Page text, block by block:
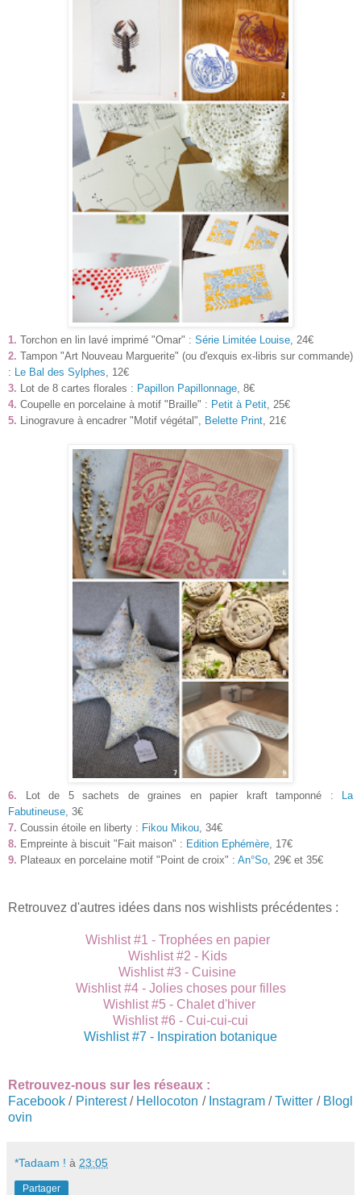
1. Torchon en lin lavé imprimé "Omar" : Série Limitée Louise , 24€
2. Tampon "Art Nouveau Marguerite" (ou d'exquis ex-libris sur commande)
:
Le Bal des Sylphes , 12€
3. Lot de 8 cartes florales : Papillon Papillonnage , 8€
4. Coupelle en porcelaine à motif "Braille" : Petit à Petit , 25€
5. Linogravure à encadrer "Motif végétal", Belette Print , 21€
6. Lot de 5 sachets de graines en papier kraft tamponné :
La
Fabutineuse , 3€
7. Coussin étoile en liberty : Fikou Mikou , 34€
8. Empreinte à biscuit "Fait maison" : Edition Ephémère , 17€
9. Plateaux en porcelaine motif "Point de croix" : An°So , 29€ et 35€
Retrouvez d'autres idées dans nos wishlists précédentes :
Wishlist #1 - Trophées en papier
Wishlist #2 - Kids
Wishlist #3 - Cuisine
Wishlist #4 - Jolies choses pour filles
Wishlist #5 - Chalet d'hiver
Wishlist #6 - Cui-cui-cui
Wishlist #7 - Inspiration botanique
Retrouvez-nous sur les réseaux :
Facebook / Pinterest/ Hellocoton / Instagram/Twitter / Blogl
ovin
*Tadaam ! à 23:05
Partager